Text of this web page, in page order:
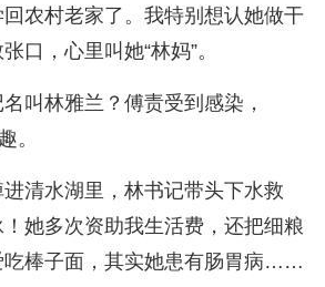
农村老家了。我特别想认她做干
口，心里叫她“林妈”。
叫林雅兰？傅责受到感染，
。
清水湖里，林书记带头下水救
她多次资助我生活费，还把细粮
吃棒子面，其实她患有肠胃病……